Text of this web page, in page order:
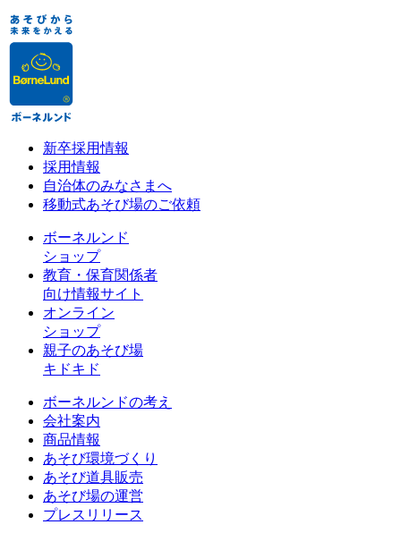
新卒採用情報
採用情報
自治体のみなさまへ
移動式あそび場のご依頼
ボーネルンド
ショップ
教育・保育関係者
向け情報サイト
オンライン
ショップ
親子のあそび場
キドキド
ボーネルンドの考え
会社案内
商品情報
あそび環境づくり
あそび道具販売
あそび場の運営
プレスリリース